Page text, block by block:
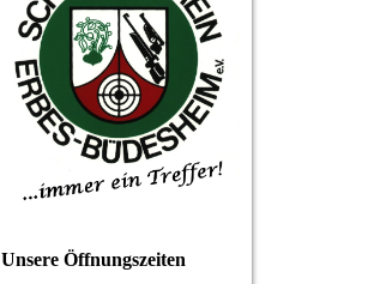
Unsere Öffnungszeiten